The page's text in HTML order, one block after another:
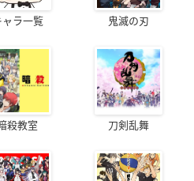
ャラ一覧 鬼滅の刃
殺教室 刀剣乱舞